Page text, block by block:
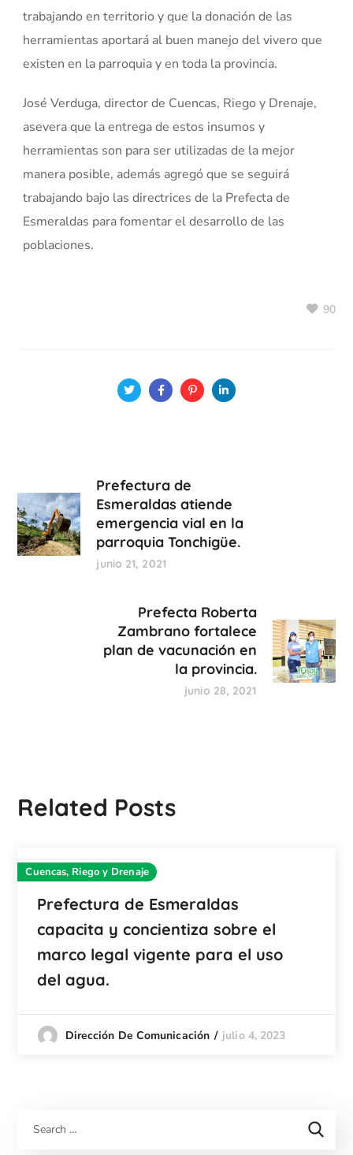
trabajando en territorio y que la donación de las
herramientas aportará al buen manejo del vivero que
existen en la parroquia y en toda la provincia.
José Verduga, director de Cuencas, Riego y Drenaje,
asevera que la entrega de estos insumos y
herramientas son para ser utilizadas de la mejor
manera posible, además agregó que se seguirá
trabajando bajo las directrices de la Prefecta de
Esmeraldas para fomentar el desarrollo de las
poblaciones.
90
Prefectura de
Esmeraldas atiende
emergencia vial en la
parroquia Tonchigüe.
junio 21, 2021
Prefecta Roberta
Zambrano fortalece
plan de vacunación en
la provincia.
junio 28, 2021
Related Posts
Cuencas, Riego y Drenaje
Prefectura de Esmeraldas
capacita y concientiza sobre el
marco legal vigente para el uso
del agua.
Dirección De Comunicación julio 4, 2023